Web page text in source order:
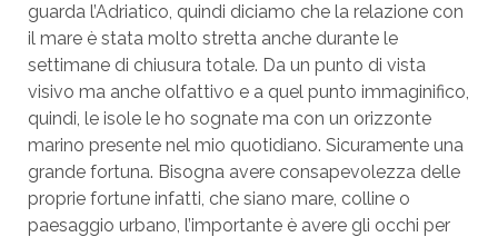
guarda l’Adriatico, quindi diciamo che la relazione con
il mare è stata molto stretta anche durante le
settimane di chiusura totale. Da un punto di vista
visivo ma anche olfattivo e a quel punto immaginifico,
quindi, le isole le ho sognate ma con un orizzonte
marino presente nel mio quotidiano. Sicuramente una
grande fortuna. Bisogna avere consapevolezza delle
proprie fortune infatti, che siano mare, colline o
paesaggio urbano, l’importante è avere gli occhi per